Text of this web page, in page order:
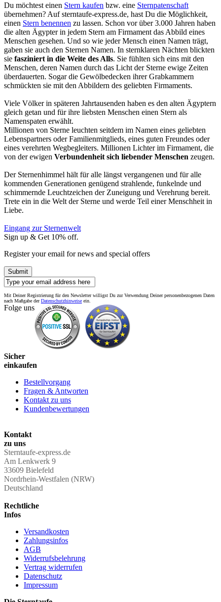
Du möchtest einen Stern kaufen bzw. eine Sternpatenschaft
übernehmen? Auf sterntaufe-express.de, hast Du die Möglichkeit,
einen Stern benennen zu lassen. Schon vor über 3.000 Jahren haben
die alten Ägypter in jedem Stern am Firmament das Abbild eines
Menschen gesehen. Und so wie jeder Mensch einen Namen trägt,
gaben sie auch den Sternen Namen. In sternklaren Nächten blickten
sie fasziniert in die Weite des Alls. Sie fühlten sich eins mit den
Menschen, deren Namen durch das Licht der Sterne ewige Zeiten
überdauerten. Sogar die Gewölbedecken ihrer Grabkammern
schmückten sie mit den Abbildern des geliebten Firmaments.
Viele Völker in späteren Jahrtausenden haben es den alten Ägyptern
gleich getan und für ihre liebsten Menschen einen Stern als
Namenspaten erwählt.
Millionen von Sterne leuchten seitdem im Namen eines geliebten
Lebenspartners oder Familienmitglieds, eines guten Freundes oder
eines verehrten Wegbegleiters. Millionen Lichter im Firmament, die
von der ewigen Verbundenheit sich liebender Menschen zeugen.
Der Sternenhimmel hält für alle längst vergangenen und für alle
kommenden Generationen genügend strahlende, funkelnde und
schimmernde Leuchtzeichen der Zuneigung und Verehrung bereit.
Trete ein in die Welt der Sterne und werde Teil einer Menschheit in
Liebe.
Eingang zur Sternenwelt
Sign up & Get 10% off.
Register your email for news and special offers
Submit
Mit Deiner Registrierung für den Newsletter willigst Du zur Verwendung Deiner personenbezogenen Daten
nach Maßgabe derDatenschutzhinweise ein.
Folge uns
Sicher
einkaufen
Bestellvorgang
Fragen & Antworten
Kontakt zu uns
Kundenbewertungen
Kontakt
zu uns
Sterntaufe-express.de
Am Lenkwerk 9
33609 Bielefeld
Nordrhein-Westfalen (NRW)
Deutschland
Rechtliche
Infos
Versandkosten
Zahlungsinfos
AGB
Widerrufsbelehrung
Vertrag widerrufen
Datenschutz
Impressum